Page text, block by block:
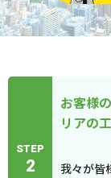
STEP
2
お客様
リアの
我々が皆